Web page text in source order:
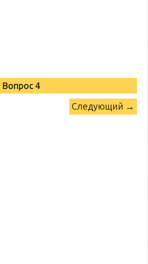
Вопрос 4
Следующий →